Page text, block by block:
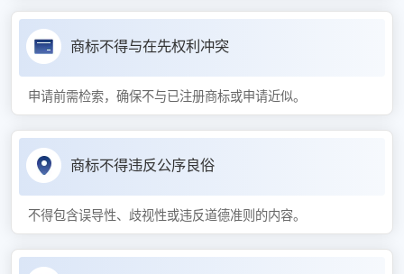
商标不得与在先权利冲突
申请前需检索，确保不与已注册商标或申请近似。
商标不得违反公序良俗
不得包含误导性、歧视性或违反道德准则的内容。